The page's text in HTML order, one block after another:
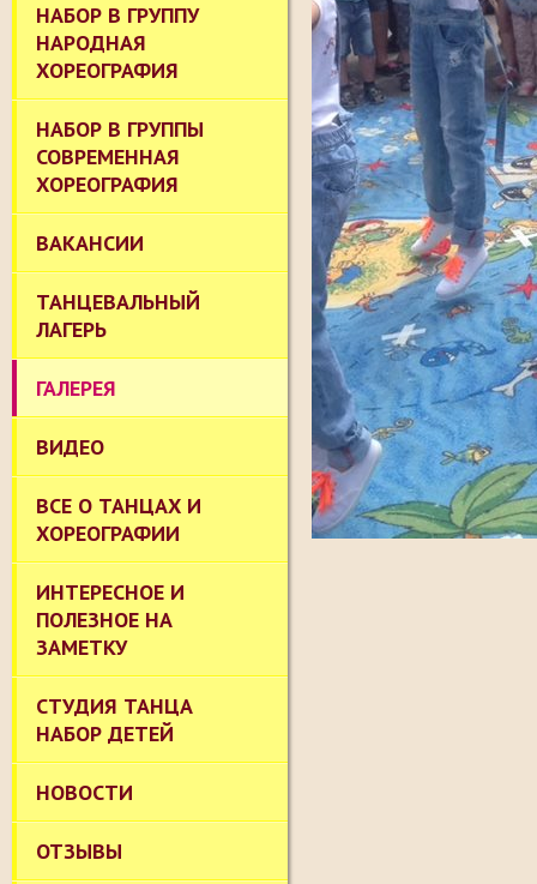
НАБОР В ГРУППУ
НАРОДНАЯ
ХОРЕОГРАФИЯ
НАБОР В ГРУППЫ
СОВРЕМЕННАЯ
ХОРЕОГРАФИЯ
ВАКАНСИИ
ТАНЦЕВАЛЬНЫЙ
ЛАГЕРЬ
ГАЛЕРЕЯ
ВИДЕО
ВСЕ О ТАНЦАХ И
ХОРЕОГРАФИИ
ИНТЕРЕСНОЕ И
ПОЛЕЗНОЕ НА
ЗАМЕТКУ
СТУДИЯ ТАНЦА
НАБОР ДЕТЕЙ
НОВОСТИ
ОТЗЫВЫ